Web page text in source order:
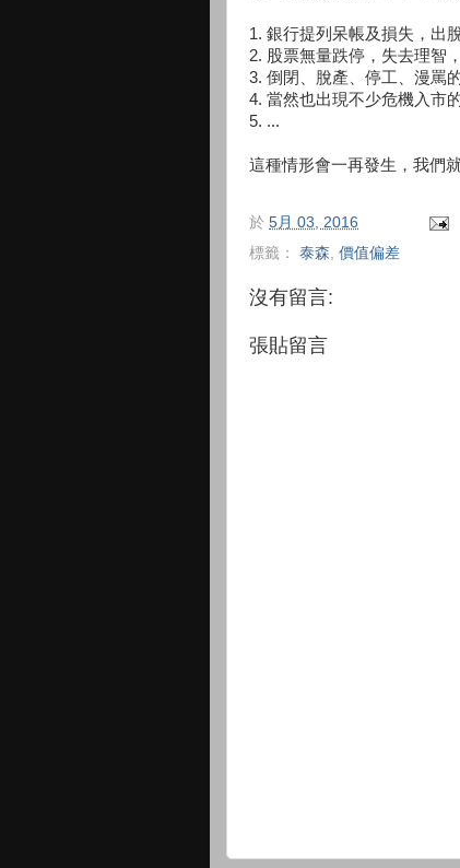
1. 銀行提列呆帳及損失，出
2. 股票無量跌停，失去理智
3. 倒閉、脫產、停工、漫罵
4. 當然也出現不少危機入市
5. ...
這種情形會一再發生，我們
於 5月 03, 2016
標籤： 泰森 價值偏差
沒有留言:
張貼留言